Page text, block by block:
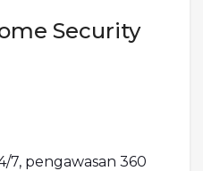
Security
7, pengawasan 360